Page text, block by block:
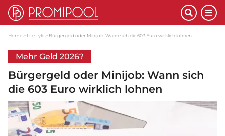
Home Lifestyle Bürgergeld oder Minijob: Wann sich die 603 Euro wirklich lohnen
Mehr Geld 2026?
Bürgergeld oder Minijob: Wann sich
die 603 Euro wirklich lohnen